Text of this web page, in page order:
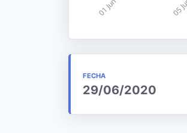
FECHA
29/06/2020